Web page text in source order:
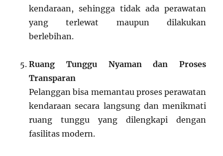
kendaraan, sehingga tidak ada perawatan
yang terlewat maupun dilakukan
berlebihan.
Ruang Tunggu Nyaman dan Proses
Transparan
Pelanggan bisa memantau proses perawatan
kendaraan secara langsung dan menikmati
ruang tunggu yang dilengkapi dengan
fasilitas modern.